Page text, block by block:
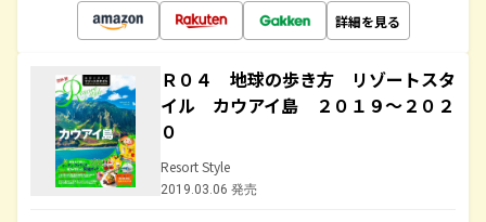
詳細を見る
Ｒ０４ 地球の歩き方 リゾートスタ
イル カウアイ島 ２０１９～２０２
０
Resort Style
2019.03.06 発売